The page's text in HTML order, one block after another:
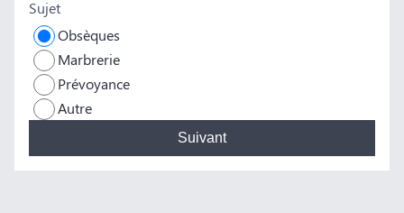
Sujet
Obsèques
Marbrerie
Prévoyance
Autre
Suivant